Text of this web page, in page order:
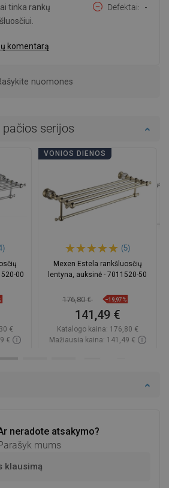
neradote atsakymo?
mums
klausimą
tinka rankų
Defektai -
komentarą
nuomones
serijos
00
€
€
VONIOS DIENOS
(5)
Mexen Estela rankšluosčių
lentyna, auksinė - 7011520-50
176,80 € −19,97%
141,49 €
Katalogo kaina: 176,80 €
Mažiausia kaina: 141,49 €